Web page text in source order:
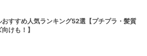
おすすめ人気ランキング52選【プチプラ・髪質
けも！】